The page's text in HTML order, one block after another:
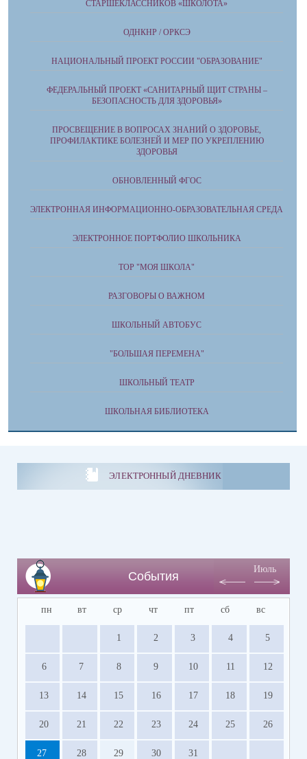
СТАРШЕКЛАССНИКОВ «ШКОЛОТА»
ОДНКНР / ОРКСЭ
НАЦИОНАЛЬНЫЙ ПРОЕКТ РОССИИ "ОБРАЗОВАНИЕ"
ФЕДЕРАЛЬНЫЙ ПРОЕКТ «САНИТАРНЫЙ ЩИТ СТРАНЫ –
БЕЗОПАСНОСТЬ ДЛЯ ЗДОРОВЬЯ»
ПРОСВЕЩЕНИЕ В ВОПРОСАХ ЗНАНИЙ О ЗДОРОВЬЕ,
ПРОФИЛАКТИКЕ БОЛЕЗНЕЙ И МЕР ПО УКРЕПЛЕНИЮ
ЗДОРОВЬЯ
ОБНОВЛЕННЫЙ ФГОС
ЭЛЕКТРОННАЯ ИНФОРМАЦИОННО-ОБРАЗОВАТЕЛЬНАЯ СРЕДА
ЭЛЕКТРОННОЕ ПОРТФОЛИО ШКОЛЬНИКА
ТОР "МОЯ ШКОЛА"
РАЗГОВОРЫ О ВАЖНОМ
ШКОЛЬНЫЙ АВТОБУС
"БОЛЬШАЯ ПЕРЕМЕНА"
ШКОЛЬНЫЙ ТЕАТР
ШКОЛЬНАЯ БИБЛИОТЕКА
ЭЛЕКТРОННЫЙ ДНЕВНИК
События
Июль
пн вт ср чт пт сб вс
1 2 3 4 5
6 7 8 9 10 11 12
13 14 15 16 17 18 19
20 21 22 23 24 25 26
27 28 29 30 31